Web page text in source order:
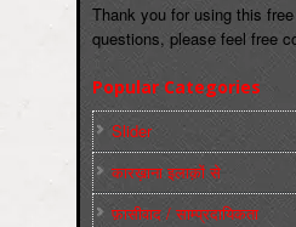
Thank you for using this
questions, please feel free
Popular Categories
Slider
कारख़ाना इलाक़ों से
फ़ासीवाद / साम्‍प्रदायिकता